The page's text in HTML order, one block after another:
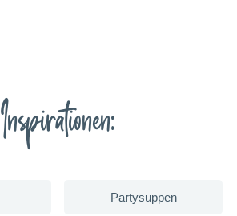
Inspirationen:
Partysuppen